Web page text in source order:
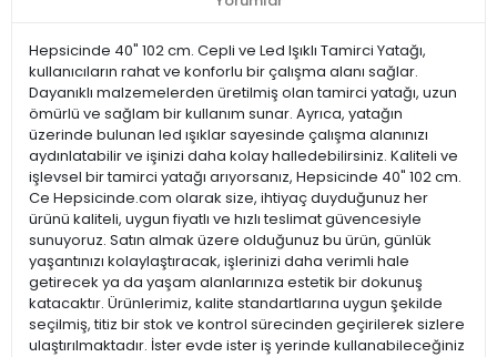
Hepsicinde 40" 102 cm. Cepli ve Led Işıklı Tamirci Yatağı,
kullanıcıların rahat ve konforlu bir çalışma alanı sağlar.
Dayanıklı malzemelerden üretilmiş olan tamirci yatağı, uzun
ömürlü ve sağlam bir kullanım sunar. Ayrıca, yatağın
üzerinde bulunan led ışıklar sayesinde çalışma alanınızı
aydınlatabilir ve işinizi daha kolay halledebilirsiniz. Kaliteli ve
işlevsel bir tamirci yatağı arıyorsanız, Hepsicinde 40" 102 cm.
Ce Hepsicinde.com olarak size, ihtiyaç duyduğunuz her
ürünü kaliteli, uygun fiyatlı ve hızlı teslimat güvencesiyle
sunuyoruz. Satın almak üzere olduğunuz bu ürün, günlük
yaşantınızı kolaylaştıracak, işlerinizi daha verimli hale
getirecek ya da yaşam alanlarınıza estetik bir dokunuş
katacaktır. Ürünlerimiz, kalite standartlarına uygun şekilde
seçilmiş, titiz bir stok ve kontrol sürecinden geçirilerek sizlere
ulaştırılmaktadır. İster evde ister iş yerinde kullanabileceğiniz